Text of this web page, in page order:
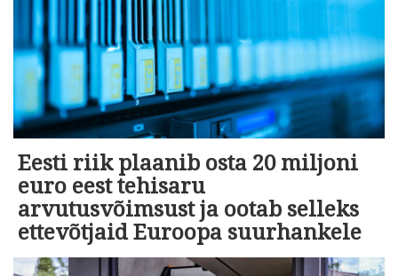
Eesti riik plaanib osta 20 miljoni
euro eest tehisaru
arvutusvõimsust ja ootab selleks
ettevõtjaid Euroopa suurhankele